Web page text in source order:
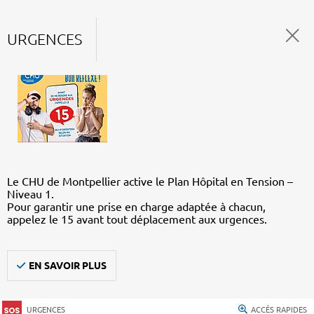
URGENCES
Le CHU de Montpellier active le Plan Hôpital en Tension –
Niveau 1.
Pour garantir une prise en charge adaptée à chacun,
appelez le 15 avant tout déplacement aux urgences.
EN SAVOIR PLUS
URGENCES ACCÈS RAPIDES